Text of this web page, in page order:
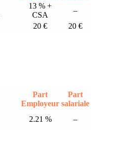
13 % +
CSA
–
20 € 20 €
Part
Employeur
Part
salariale
2.21 % –